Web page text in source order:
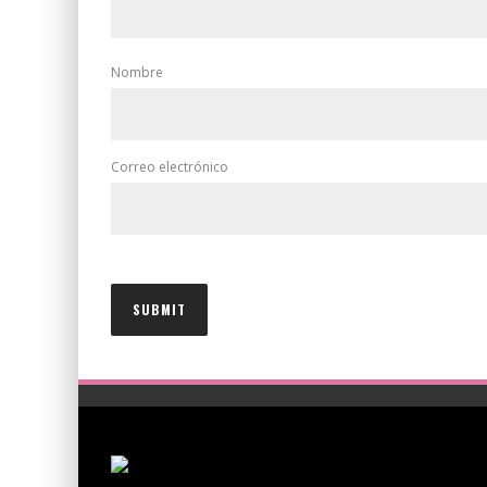
Nombre
Correo electrónico